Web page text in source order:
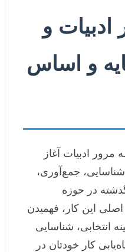
و
و اساس
مرور ادبیات آغاز
جمع‌آوری،
در حوزه
این کار، فهمیدن
انتخابی، شناسایی
کار خودتان در